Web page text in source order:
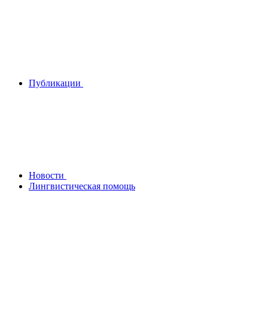
Публикации
Новости
Лингвистическая помощь